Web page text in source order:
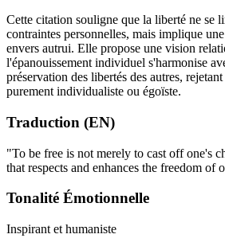
Cette citation souligne que la liberté ne se
contraintes personnelles, mais implique
envers autrui. Elle propose une vision
l'épanouissement individuel s'harmonise
préservation des libertés des autres,
purement individualiste ou égoïste.
Traduction (EN)
"To be free is not merely to cast off one's
that respects and enhances the freedom of
Tonalité Émotionnelle
Inspirant et humaniste